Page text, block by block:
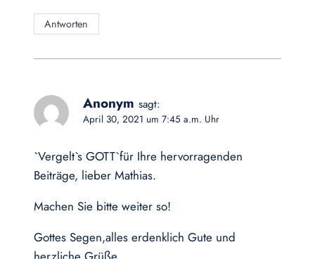
Antworten
Anonym sagt:
April 30, 2021 um 7:45 a.m. Uhr
`Vergelt`s GOTT`für Ihre hervorragenden
Beiträge, lieber Mathias.
Machen Sie bitte weiter so!
Gottes Segen,alles erdenklich Gute und